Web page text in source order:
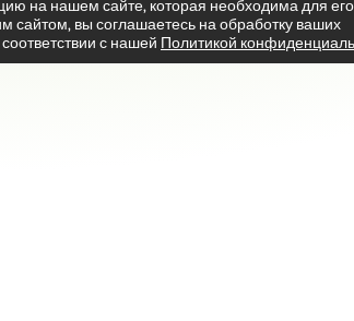
на нашем сайте, которая необходима для его
сайтом, вы соглашаетесь на обработку ваших
с нашей Политикой